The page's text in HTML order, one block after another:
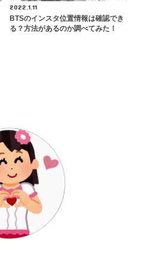
2022.1.11
BTSのインスタ位置情報は確認でき
る？方法があるのか調べてみた！